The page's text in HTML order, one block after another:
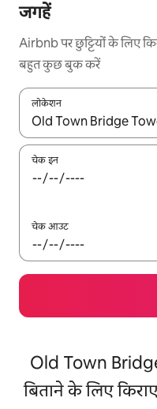
जगहें
Airbnb पर छुट्टियों के लिए
बहुत कुछ बुक करें
लोकेशन
नतीजों के उपलब्ध होने पर,
चेक इन
चेक आउट
Old Town
बिताने के लिए